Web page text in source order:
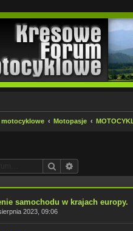
Motopasje
Szukaj
samochodu w krajach europy.
2023, 09:06